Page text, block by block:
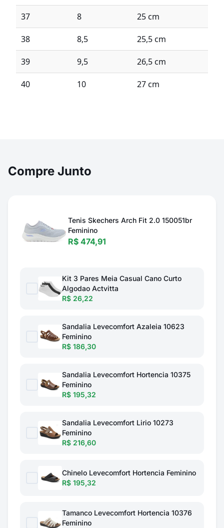
37 8 25 cm
38 8,5 25,5 cm
39 9,5 26,5 cm
40 10 27 cm
Compre Junto
Tenis Skechers Arch Fit 2.0 150051br
Feminino
R$ 474,91
Kit 3 Pares Meia Casual Cano Curto
Algodao Actvitta
R$ 26,22
Sandalia Levecomfort Azaleia 10623
Feminino
R$ 186,30
Sandalia Levecomfort Hortencia 10375
Feminino
R$ 195,32
Sandalia Levecomfort Lirio 10273
Feminino
R$ 216,60
Chinelo Levecomfort Hortencia Feminino
R$ 195,32
Tamanco Levecomfort Hortencia 10376
Feminino